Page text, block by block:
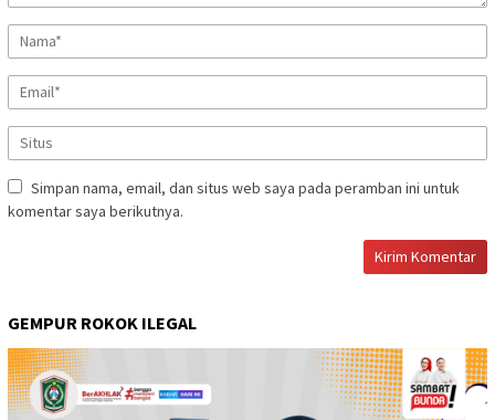
Simpan nama, email, dan situs web saya pada peramban ini untuk
komentar saya berikutnya.
GEMPUR ROKOK ILEGAL